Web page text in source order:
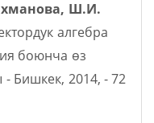
Ш.И.
алгебра
боюнча өз
Бишкек, 2014, - 72